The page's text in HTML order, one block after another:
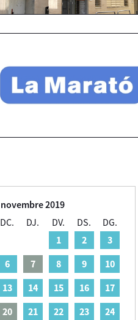
novembre 2019
DC. DJ. DV. DS.
DG.
1
2
3
6 7 8 9
10
13 14 15 16
17
20 21 22 23
24